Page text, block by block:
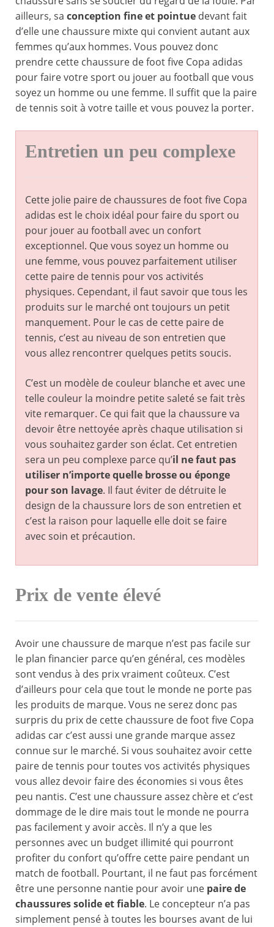
ailleurs, sa conception fine et pointue devant fait
d’elle une chaussure mixte qui convient autant aux
femmes qu’aux hommes. Vous pouvez donc
prendre cette chaussure de foot five Copa adidas
pour faire votre sport ou jouer au football que vous
soyez un homme ou une femme. Il suffit que la paire
de tennis soit à votre taille et vous pouvez la porter.
Entretien un peu complexe
Cette jolie paire de chaussures de foot five Copa
adidas est le choix idéal pour faire du sport ou
pour jouer au football avec un confort
exceptionnel. Que vous soyez un homme ou
une femme, vous pouvez parfaitement utiliser
cette paire de tennis pour vos activités
physiques. Cependant, il faut savoir que tous les
produits sur le marché ont toujours un petit
manquement. Pour le cas de cette paire de
tennis, c’est au niveau de son entretien que
vous allez rencontrer quelques petits soucis.
C’est un modèle de couleur blanche et avec une
telle couleur la moindre petite saleté se fait très
vite remarquer. Ce qui fait que la chaussure va
devoir être nettoyée après chaque utilisation si
vous souhaitez garder son éclat. Cet entretien
sera un peu complexe parce qu’il ne faut pas
utiliser n’importe quelle brosse ou éponge
pour son lavage. Il faut éviter de détruite le
design de la chaussure lors de son entretien et
c’est la raison pour laquelle elle doit se faire
avec soin et précaution.
Prix de vente élevé
Avoir une chaussure de marque n’est pas facile sur
le plan financier parce qu’en général, ces modèles
sont vendus à des prix vraiment coûteux. C’est
d’ailleurs pour cela que tout le monde ne porte pas
les produits de marque. Vous ne serez donc pas
surpris du prix de cette chaussure de foot five Copa
adidas car c’est aussi une grande marque assez
connue sur le marché. Si vous souhaitez avoir cette
paire de tennis pour toutes vos activités physiques
vous allez devoir faire des économies si vous êtes
peu nantis. C’est une chaussure assez chère et c’est
dommage de le dire mais tout le monde ne pourra
pas facilement y avoir accès. Il n’y a que les
personnes avec un budget illimité qui pourront
profiter du confort qu’offre cette paire pendant un
match de football. Pourtant, il ne faut pas forcément
être une personne nantie pour avoir une paire de
chaussures solide et fiable. Le concepteur n’a pas
simplement pensé à toutes les bourses avant de lui